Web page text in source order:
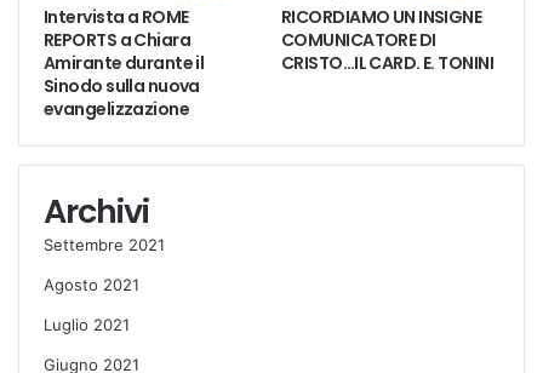
Intervista a ROME
REPORTS a Chiara
Amirante durante il
Sinodo sulla nuova
evangelizzazione
RICORDIAMO UN INSIGNE
COMUNICATORE DI
CRISTO…IL CARD. E. TONINI
Archivi
Settembre 2021
Agosto 2021
Luglio 2021
Giugno 2021